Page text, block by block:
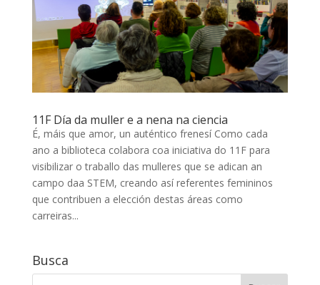
11F Día da muller e a nena na ciencia
É, máis que amor, un auténtico frenesí Como cada
ano a biblioteca colabora coa iniciativa do 11F para
visibilizar o traballo das mulleres que se adican an
campo daa STEM, creando así referentes femininos
que contribuen a elección destas áreas como
carreiras...
Busca